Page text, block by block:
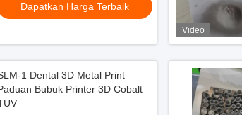
Dapatkan Harga Terbaik
Video
1 Dental 3D Metal Print
Bubuk Printer 3D Cobalt